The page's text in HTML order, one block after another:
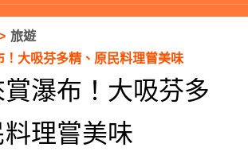
旅遊
！大吸芬多精、原民料理嘗美味
瀑布！大吸芬多
理嘗美味